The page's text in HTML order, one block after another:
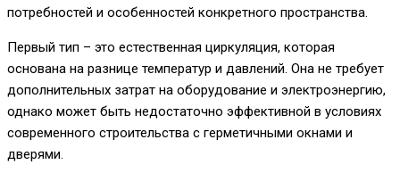
потребностей и особенностей конкретного пространства.
Первый тип – это естественная циркуляция, которая
основана на разнице температур и давлений. Она не требует
дополнительных затрат на оборудование и электроэнергию,
однако может быть недостаточно эффективной в условиях
современного строительства с герметичными окнами и
дверями.